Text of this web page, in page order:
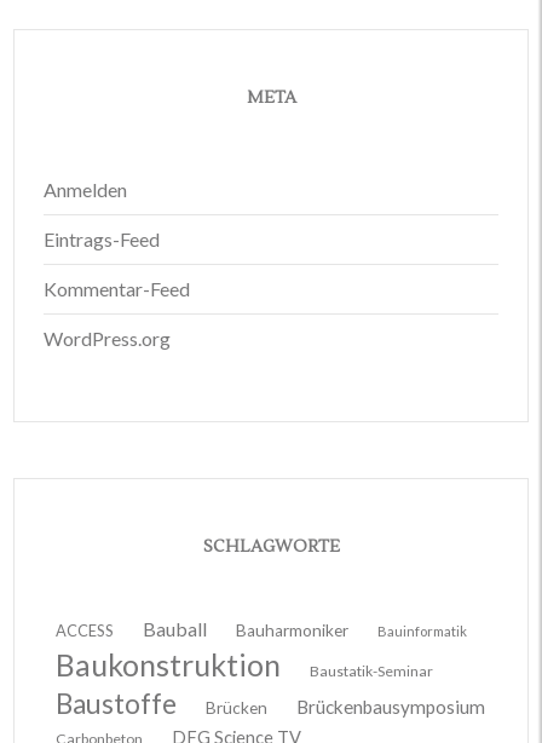
META
Anmelden
Eintrags-Feed
Kommentar-Feed
WordPress.org
SCHLAGWORTE
ACCESS Bauball Bauharmoniker Bauinformatik
Baukonstruktion Baustatik-Seminar
Baustoffe Brücken Brückenbausymposium
Carbonbeton
DFG Science TV